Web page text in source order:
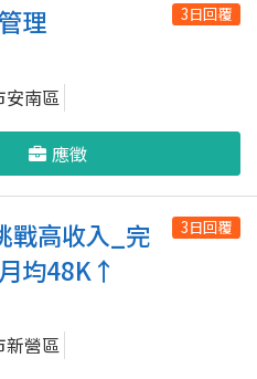
理 3日回覆
安南區
應徵
戰高收入_完
均48K↑
3日回覆
新營區